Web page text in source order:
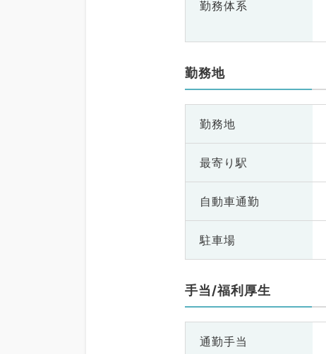
勤務体系
勤務地
勤務地
最寄り駅
自動車通勤
駐車場
手当/福利厚生
通勤手当